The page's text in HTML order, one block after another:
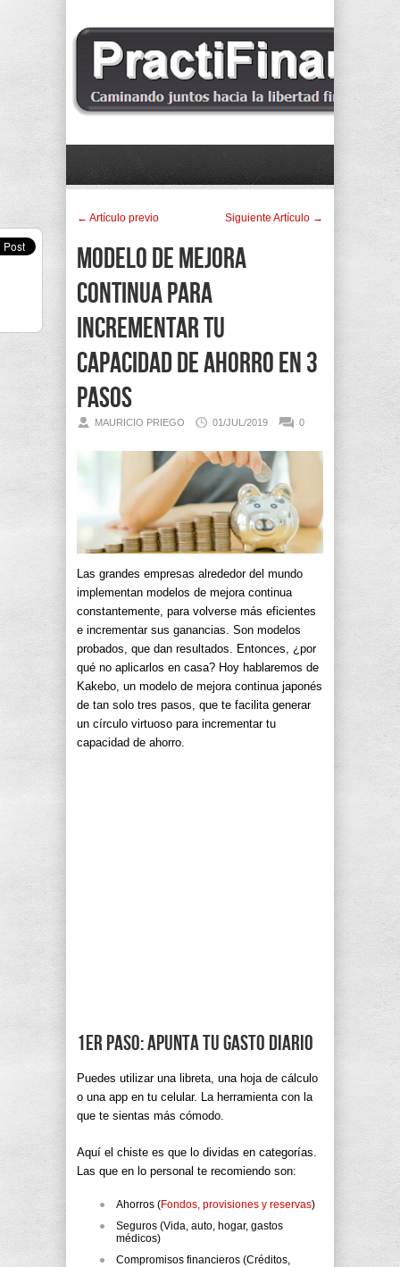
← Artí­culo previo Siguiente Artí­culo →
Modelo de mejora
continua para
incrementar tu
capacidad de ahorro en 3
pasos
MAURICIO PRIEGO 01/JUL/2019 0
Las grandes empresas alrededor del mundo
implementan modelos de mejora continua
constantemente, para volverse más eficientes
e incrementar sus ganancias. Son modelos
probados, que dan resultados. Entonces, ¿por
qué no aplicarlos en casa? Hoy hablaremos de
Kakebo, un modelo de mejora continua japonés
de tan solo tres pasos, que te facilita generar
un círculo virtuoso para incrementar tu
capacidad de ahorro.
1er paso: Apunta tu gasto diario
Puedes utilizar una libreta, una hoja de cálculo
o una app en tu celular. La herramienta con la
que te sientas más cómodo.
Aquí el chiste es que lo dividas en categorías.
Las que en lo personal te recomiendo son:
Ahorros (Fondos, provisiones y reservas)
Seguros (Vida, auto, hogar, gastos
médicos)
Compromisos financieros (Créditos,